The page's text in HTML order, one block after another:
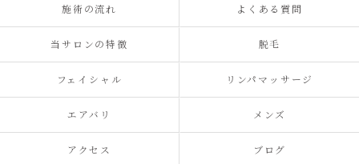
施術の流れ よくある質問
当サロンの特徴 脱毛
フェイシャル リンパマッサージ
エアバリ メンズ
アクセス ブログ